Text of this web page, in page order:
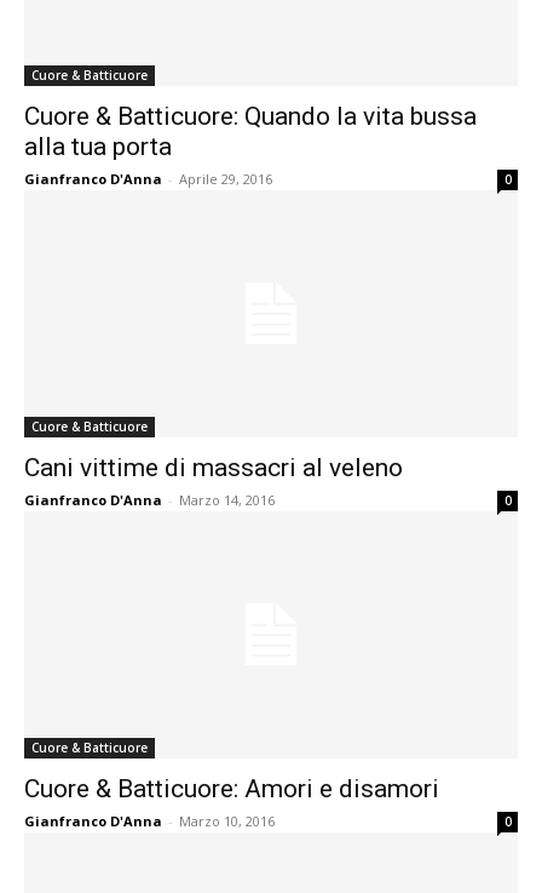
Cuore & Batticuore
Cuore & Batticuore: Quando la vita bussa
alla tua porta
Gianfranco D'Anna - Aprile 29, 2016 0
Cuore & Batticuore
Cani vittime di massacri al veleno
Gianfranco D'Anna - Marzo 14, 2016 0
Cuore & Batticuore
Cuore & Batticuore: Amori e disamori
Gianfranco D'Anna - Marzo 10, 2016 0